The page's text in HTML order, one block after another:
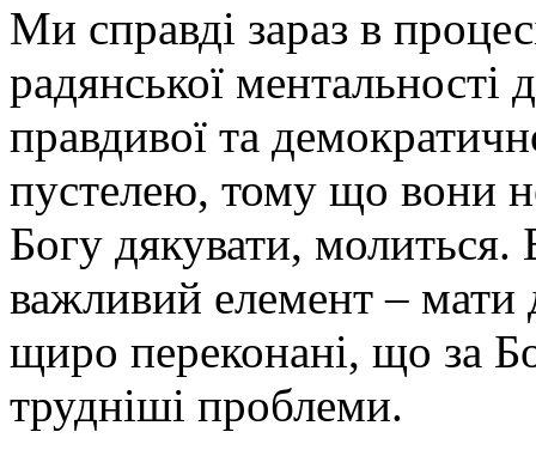
Ми справді зараз в
радянської ментальності
правдивої та
пустелею, тому що вони
Богу дякувати,
важливий елемент –
щиро переконані, що за
трудніші проблеми.